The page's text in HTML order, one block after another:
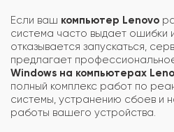
Если ваш компьютер Lenovo
система часто выдает ошибки
отказывается запускаться,
предлагает
Windows на компьютерах
полный комплекс работ по
системы, устранению сбоев и
работы вашего устройства.